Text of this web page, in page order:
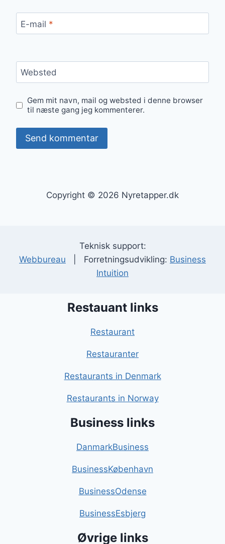
E-mail *
Websted
Gem mit navn, mail og websted i denne browser
til næste gang jeg kommenterer.
Copyright © 2026 Nyretapper.dk
Teknisk support:
Webbureau | Forretningsudvikling: Business
Intuition
Restauant links
Restaurant
Restauranter
Restaurants in Denmark
Restaurants in Norway
Business links
DanmarkBusiness
BusinessKøbenhavn
BusinessOdense
BusinessEsbjerg
Øvrige links